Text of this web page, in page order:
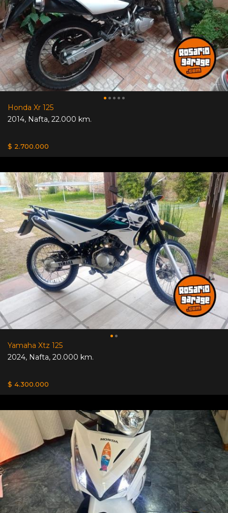
Honda Xr 125
2014, Nafta, 22.000 km.
$ 2.700.000
Yamaha Xtz 125
2024, Nafta, 20.000 km.
$ 4.300.000